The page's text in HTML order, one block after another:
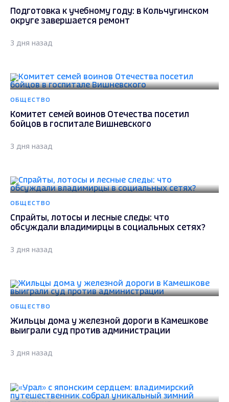
Подготовка к учебному году: в Кольчугинском
округе завершается ремонт
3 дня назад
ОБЩЕСТВО
Комитет семей воинов Отечества посетил
бойцов в госпитале Вишневского
3 дня назад
ОБЩЕСТВО
Спрайты, лотосы и лесные следы: что
обсуждали владимирцы в социальных сетях?
3 дня назад
ОБЩЕСТВО
Жильцы дома у железной дороги в Камешкове
выиграли суд против администрации
3 дня назад